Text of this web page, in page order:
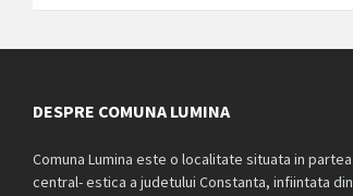
DESPRE COMUNA LUMINA
Comuna Lumina este o localitate situata in partea
central- estica a judetului Constanta, infiintata din